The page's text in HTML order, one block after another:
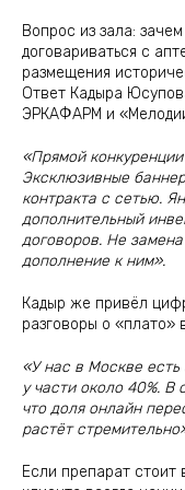
Вопрос из зала:
договариваться с
размещения
Ответ Кадыра
ЭРКАФАРМ и
«Прямой
Эксклюзивные
контракта с сетью.
дополнительный
договоров. Не
дополнение к ним».
Кадыр же привёл
разговоры о
«У нас в Москве
у части около 40%.
что доля онлайн
растёт
Если препарат